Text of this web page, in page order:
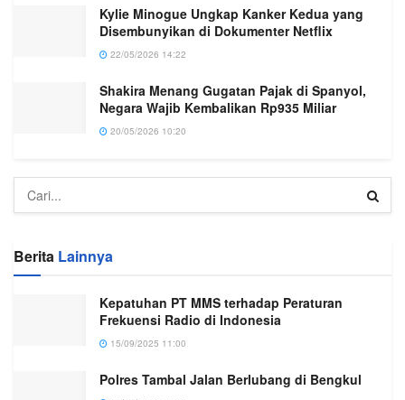
Kylie Minogue Ungkap Kanker Kedua yang
Disembunyikan di Dokumenter Netflix
22/05/2026 14:22
Shakira Menang Gugatan Pajak di Spanyol,
Negara Wajib Kembalikan Rp935 Miliar
20/05/2026 10:20
Berita Lainnya
Kepatuhan PT MMS terhadap Peraturan
Frekuensi Radio di Indonesia
15/09/2025 11:00
Polres Tambal Jalan Berlubang di Bengkul